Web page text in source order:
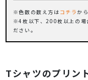
色数の数え方は コチラか
4枚以下、200枚以上の場
ださい。
Tシャツのプリン